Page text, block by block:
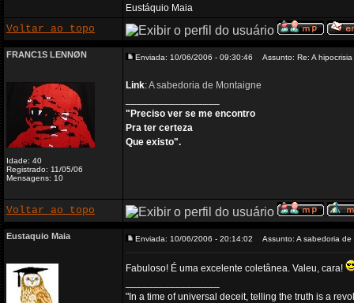
Eustáquio Maia
Voltar ao topo
FRANC1S LENNØN
Idade: 40
Registrado: 11/05/06
Mensagens: 10
Enviada: 10/06/2006 - 09:30:46 Assunto: Re: A hipocrisia
Link:A sabedoria de Montaigne
"Preciso ver se me encontro
Pra ter certeza
Que existo".
Voltar ao topo
Eustaquio Maia Enviada: 10/06/2006 - 20:14:02 Assunto: A sabedoria de
Fabuloso! É uma excelente coletânea. Valeu, cara!
"In a time of universal deceit, telling the truth is a